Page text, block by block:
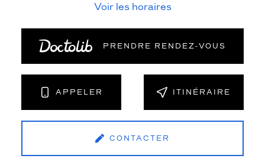
Voir les horaires
PRENDRE RENDEZ‑VOUS
APPELER ITINÉRAIRE
CONTACTER